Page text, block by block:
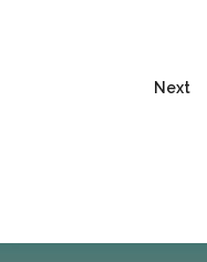
Next